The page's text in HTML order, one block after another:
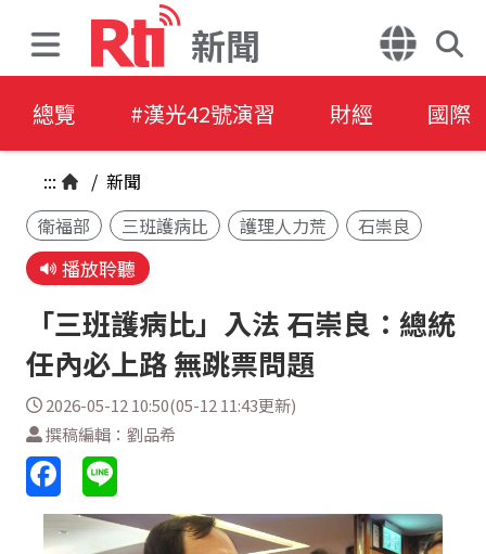
新聞
總覽 #漢光42號演習 財經 國際
::: / 新聞
衛福部
三班護病比 護理人力荒 石崇良
播放聆聽
「三班護病比」入法 石崇良：總統
任內必上路 無跳票問題
2026-05-12 10:50(05-12 11:43更新)
撰稿編輯：劉品希